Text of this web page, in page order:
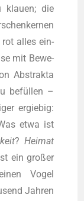
klau­en; die
rot alles ein­
mit Bewe­
Abs­trak­ta
befül­len –
ergie­big:
etwa ist
? Hei­mat
ein gro­ßer
Vogel
Jah­ren